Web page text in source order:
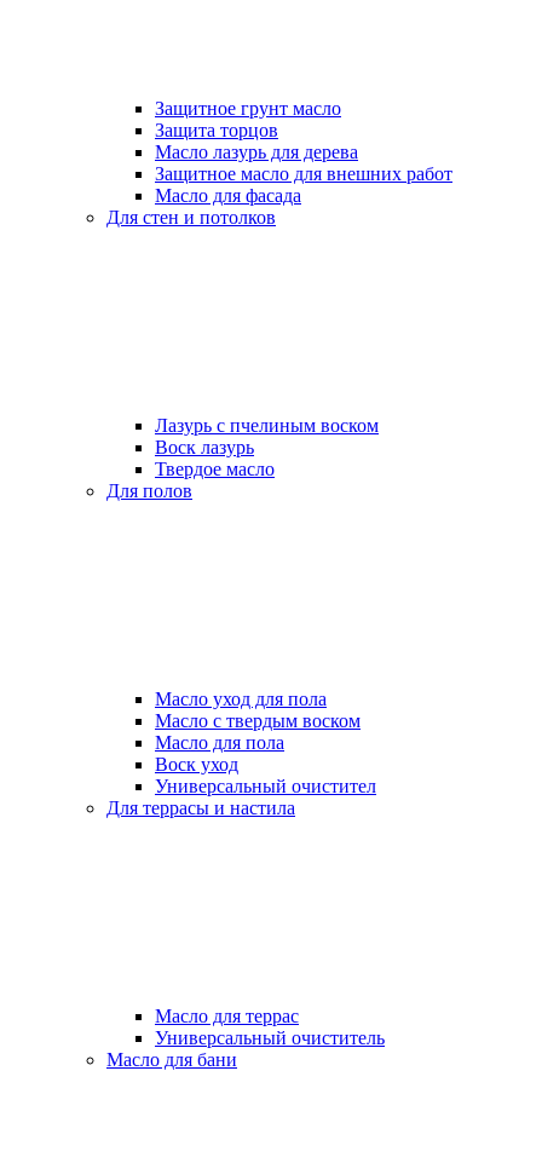
Защитное грунт масло
Защита торцов
Масло лазурь для дерева
Защитное масло для внешних работ
Масло для фасада
Для стен и потолков
Лазурь с пчелиным воском
Воск лазурь
Твердое масло
Для полов
Масло уход для пола
Масло с твердым воском
Масло для пола
Воск уход
Универсальный очистител
Для террасы и настила
Масло для террас
Универсальный очиститель
Масло для бани